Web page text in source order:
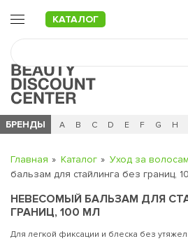
КАТАЛОГ
БРЕНДЫ
Ч 0 - 9 A B C D E F G H
Главная Каталог Уход за
бальзам для стайлинга без границ,
НЕВЕСОМЫЙ БАЛЬЗАМ ДЛЯ
ГРАНИЦ, 100 МЛ
Для легкой фиксации и блеска без